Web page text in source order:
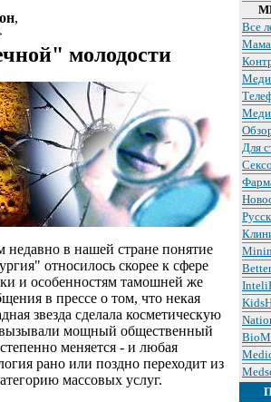
,
молодости
недавно в нашей стране понятие
относилось скорее к сфере
и особенностям тамошней же
в прессе о том, что некая
звезда сделала косметическую
мощный общественный
меняется - и любая
рано или поздно переходит из
массовых услуг.
Все
Для